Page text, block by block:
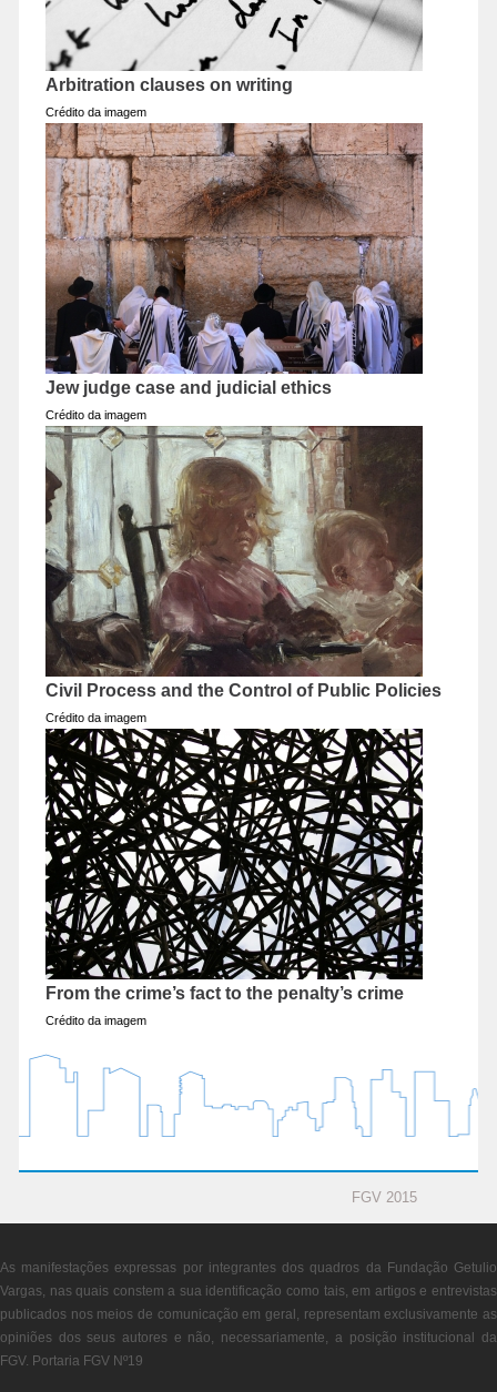
Arbitration clauses on writing
Crédito da imagem
Jew judge case and judicial ethics
Crédito da imagem
Civil Process and the Control of Public Policies
Crédito da imagem
From the crime’s fact to the penalty’s crime
Crédito da imagem
FGV 2015
As manifestações expressas por integrantes dos quadros da Fundação Getulio
Vargas, nas quais constem a sua identificação como tais, em artigos e entrevistas
publicados nos meios de comunicação em geral, representam exclusivamente as
opiniões dos seus autores e não, necessariamente, a posição institucional da
FGV. Portaria FGV Nº19